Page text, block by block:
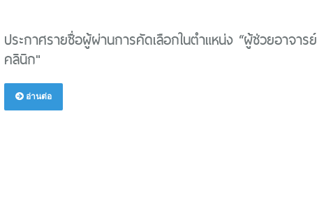
ประกาศรายชื่อผู้ผ่านการคัดเลือกในตำแหน่ง “ผู้ช่วยอาจารย์
คลินิก"
อ่านต่อ